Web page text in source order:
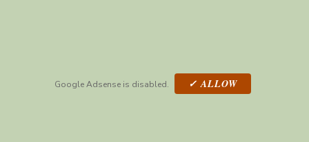
Google Adsense is disabled. ✓ ALLOW